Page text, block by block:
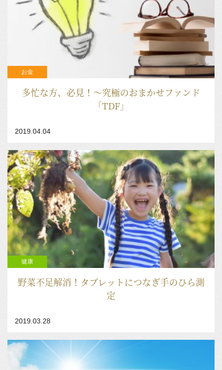
多忙な方、必見！～究極のおまかせファンド
「TDF」
お金
2019.04.04
野菜不足解消！タブレットにつなぎ手のひら測
定
健康
2019.03.28